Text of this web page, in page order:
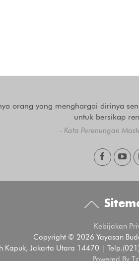
orang yang menghargai dirinya
untuk bersikap
- Kata Perenungan
Kebijakan
Copyright © 2026 Yayasan
Kapuk, Jakarta Utara 14470 |
Powered By